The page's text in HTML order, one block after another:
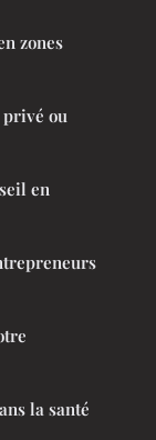
zones
ou
en
la santé